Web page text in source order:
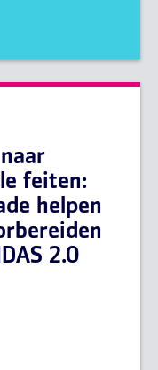
feiten:
helpen
2.0